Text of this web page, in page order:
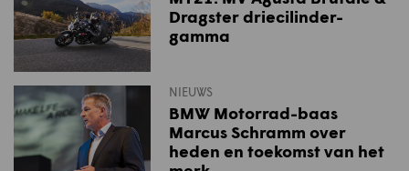
Dragster driecilinder-
gamma
NIEUWS
BMW Motorrad-baas
Marcus Schramm over
heden en toekomst van het